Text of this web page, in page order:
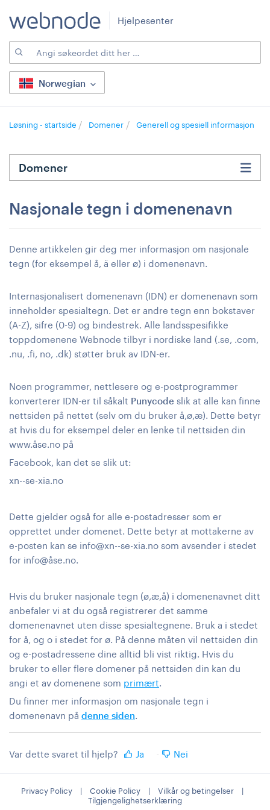
Hjelpesenter
Norwegian
Løsning - startside Domener Generell og spesiell informasjon
Nasjonale tegn i domenenavn
Denne artikkelen gir deg mer informasjon om nasjonale
tegn (for eksempel å, ä eller ø) i domenenavn.
Internasjonalisert domenenavn (IDN) er domenenavn som
inneholder spesialtegn. Det er andre tegn enn bokstaver
(A-Z), sifre (0-9) og bindestrek. Alle landsspesifikke
toppdomenene Webnode tilbyr i nordiske land (.se, .com,
.nu, .fi, no, .dk) støtter bruk av IDN-er.
Noen programmer, nettlesere og e-postprogrammer
konverterer IDN-er til såkalt Punycode slik at alle kan finne
nettsiden på nettet (selv om du bruker å,ø,æ). Dette betyr
at hvis du for eksempel deler en lenke til nettsiden din
www.åse.no på
Facebook, kan det se slik ut:
xn--se-xia.no
Dette gjelder også for alle e-postadresser som er
opprettet under domenet. Dette betyr at mottakerne av
e-posten kan se info@xn--se-xia.no som avsender i stedet
for info@åse.no.
Hvis du bruker nasjonale tegn (ø,æ,å) i domenenavnet ditt
anbefaler vi at du også registrerer det samme
domenenavnet uten disse spesialtegnene. Bruk a i stedet
for å, og o i stedet for ø. På denne måten vil nettsiden din
og e-postadressene dine alltid bli vist riktig. Hvis du
bruker to eller flere domener på nettsiden din kan du
angi et av domenene som primært.
Du finner mer informasjon om nasjonale tegn i
domenenavn på denne siden.
Var dette svaret til hjelp? Ja Nei
Domener
Privacy Policy | Cookie Policy | Vilkår og betingelser
|
Tilgjengelighetserklæring